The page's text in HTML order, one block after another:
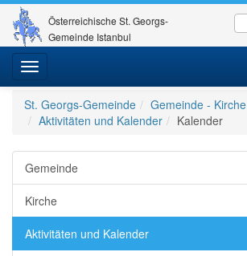
Österreichische St. Georgs-
Gemeinde Istanbul
Toggle
navigation
St. Georgs-Gemeinde
Gemeinde - Kirche
Aktivitäten und Kalender
Kalender
Gemeinde
Kirche
Aktivitäten und Kalender